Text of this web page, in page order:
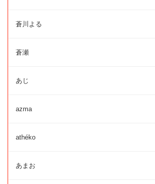
蒼川よる
蒼瀬
あじ
azma
athéko
あまお